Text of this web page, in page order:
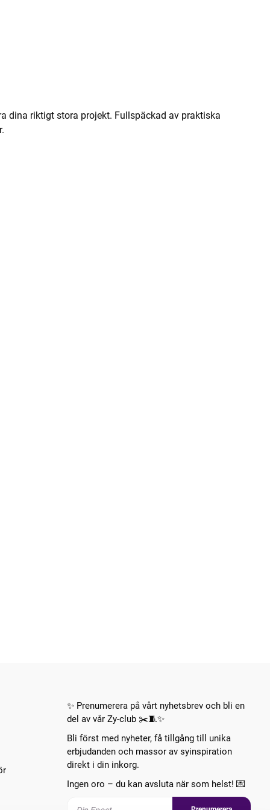
dina riktigt stora projekt. Fullspäckad av praktiska
✨ Prenumerera på vårt nyhetsbrev och bli en
del av vår Zy-club ✂️🧵✨
Bli först med nyheter, få tillgång till unika
erbjudanden och massor av syinspiration
direkt i din inkorg.
Ingen oro – du kan avsluta när som helst! 💌